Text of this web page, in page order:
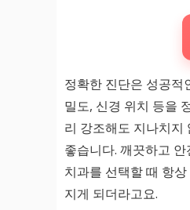
정확한 진단은 성공적
밀도, 신경 위치 등을
리 강조해도 지나치지
좋습니다. 깨끗하고
치과를 선택할 때 항
지게 되더라고요.